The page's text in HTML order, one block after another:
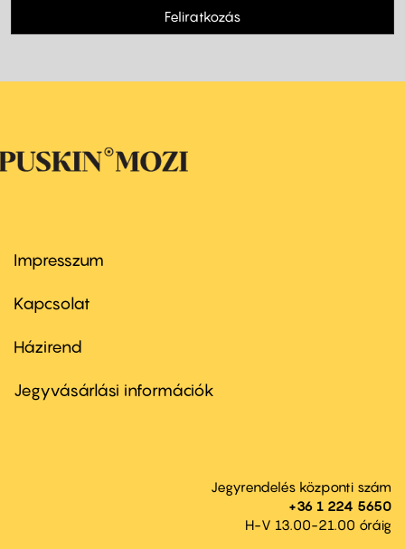
Feliratkozás
Footer
first
Impresszum
Kapcsolat
Footer
second
Házirend
Jegyvásárlási információk
Jegyrendelés központi szám
+36 1 224 5650
H-V 13.00-21.00 óráig